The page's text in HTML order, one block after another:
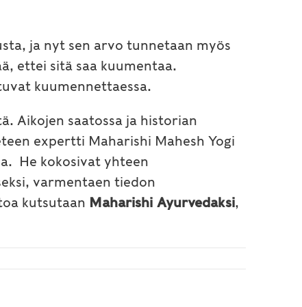
ja nyt sen arvo tunnetaan myös
ettei sitä saa kuumentaa.
kuumennettaessa.
Aikojen saatossa ja historian
expertti Maharishi Mahesh Yogi
He kokosivat yhteen
varmentaen tiedon
kutsutaan Maharishi Ayurvedaksi,